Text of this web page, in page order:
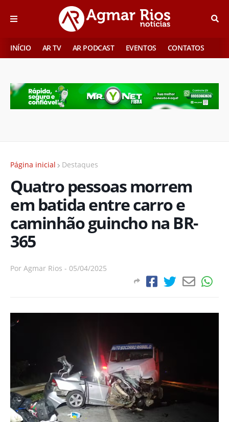
INÍCIO AR TV AR PODCAST EVENTOS CONTATOS
Página inicial Destaques
Quatro pessoas morrem
em batida entre carro e
caminhão guincho na BR-
365
Por Agmar Rios - 05/04/2025